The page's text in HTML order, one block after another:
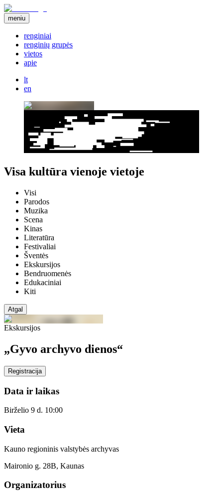
meniu
renginiai
renginių grupės
vietos
apie
lt
en
Visa kultūra vienoje vietoje
Visi
Parodos
Muzika
Scena
Kinas
Literatūra
Festivaliai
Šventės
Ekskursijos
Bendruomenės
Edukaciniai
Kiti
Atgal
Ekskursijos
„Gyvo archyvo dienos“
Registracija
Data ir laikas
Birželio 9 d. 10:00
Vieta
Kauno regioninis valstybės archyvas
Maironio g. 28B, Kaunas
Organizatorius